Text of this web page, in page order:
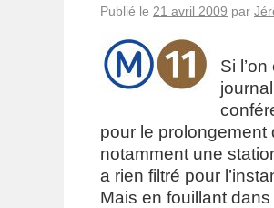
Publié le 21 avril 2009 par
Si
pour le prolongement
notamment une
a rien filtré pour
Mais en fouillant